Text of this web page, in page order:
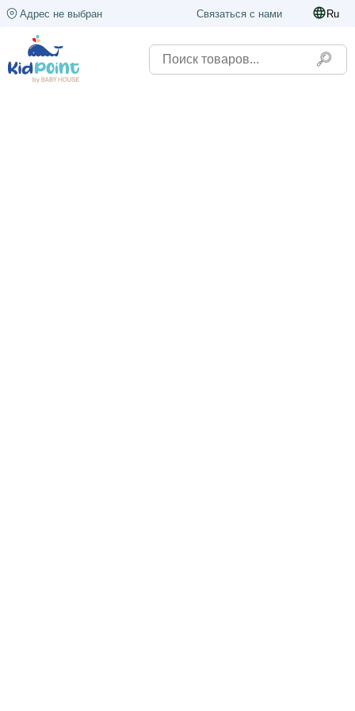
Адрес не выбран Связаться с нами Ru